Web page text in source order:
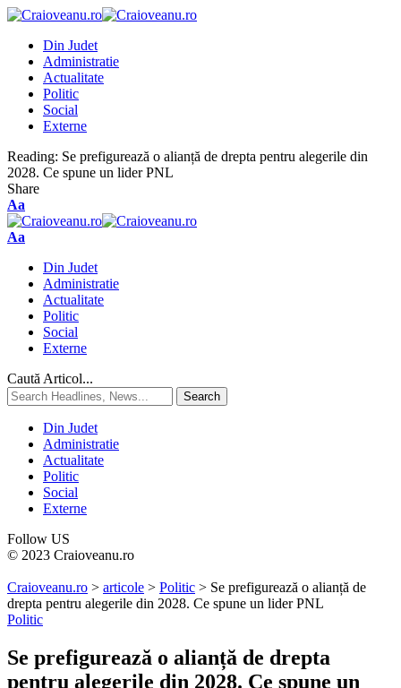
Din Judet
Administratie
Actualitate
Politic
Social
Externe
Reading: Se prefigurează o alianță de drepta pentru alegerile din
2028. Ce spune un lider PNL
Share
Aa
Aa
Din Judet
Administratie
Actualitate
Politic
Social
Externe
Caută Articol...
Din Judet
Administratie
Actualitate
Politic
Social
Externe
Follow US
© 2023 Craioveanu.ro
Craioveanu.ro > articole > Politic > Se prefigurează o alianță de
drepta pentru alegerile din 2028. Ce spune un lider PNL
Politic
Se prefigurează o alianță de drepta
pentru alegerile din 2028. Ce spune un